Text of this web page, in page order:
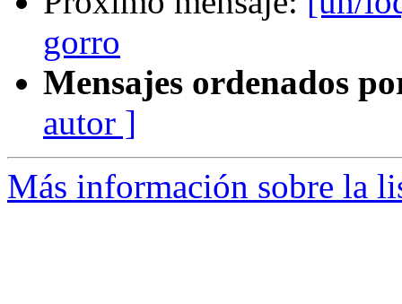
gorro
Mensajes ordenados
autor ]
Más información sobre la